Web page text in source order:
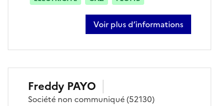
Voir plus d’informations
sur sébastien baudot
Freddy PAYO
Société non communiqué(52130)